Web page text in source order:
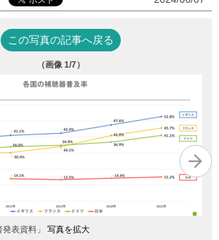
この写真の記事へ戻る
（画像 1/7）
表資料」 写真を拡大